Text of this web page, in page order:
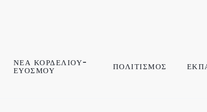
ΝΕΑ ΚΟΡΔΕΛΙΟΥ-
ΕΥΟΣΜΟΥ ΠΟΛΙΤΙΣΜΟΣ